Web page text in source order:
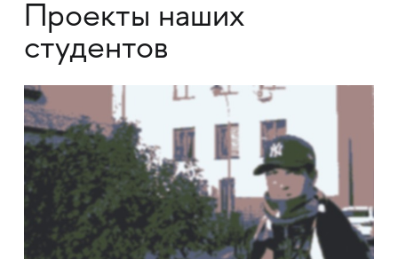
Проекты наших
студентов